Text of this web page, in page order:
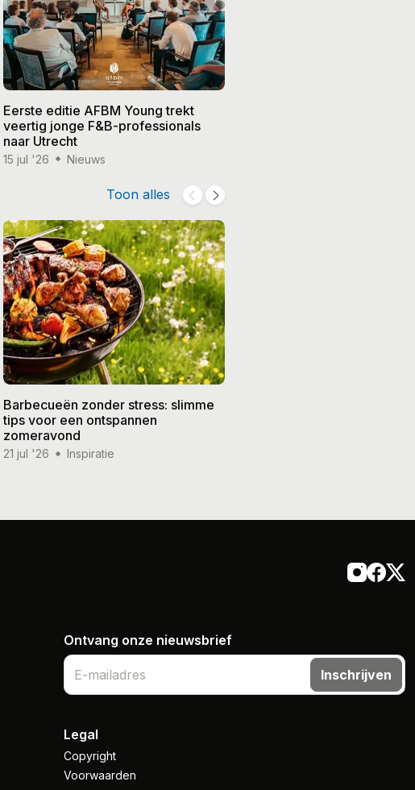
Eerste editie AFBM Young trekt
veertig jonge F&B-professionals
naar Utrecht
15 jul '26 Nieuws
Toon alles
Barbecueën zonder stress: slimme
tips voor een ontspannen
zomeravond
21 jul '26 Inspiratie
Ontvang onze nieuwsbrief
Inschrijven
Legal
Copyright
Voorwaarden